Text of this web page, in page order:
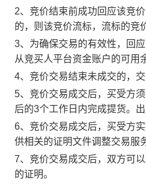
2、竞价结束前成功回应该竞
的，则该竞价流标，流标的竞
3、为确保交易的有效性，回
从竞买人平台资金账户的可用
4、竞价交易结束未成交的，
5、竞价交易成交后，买受方
后的3个工作日内完成提货。
6、竞价交易成交后，买受方
供相关的证明文件调整交易服
7、竞价交易成交后，双方可
的证明。